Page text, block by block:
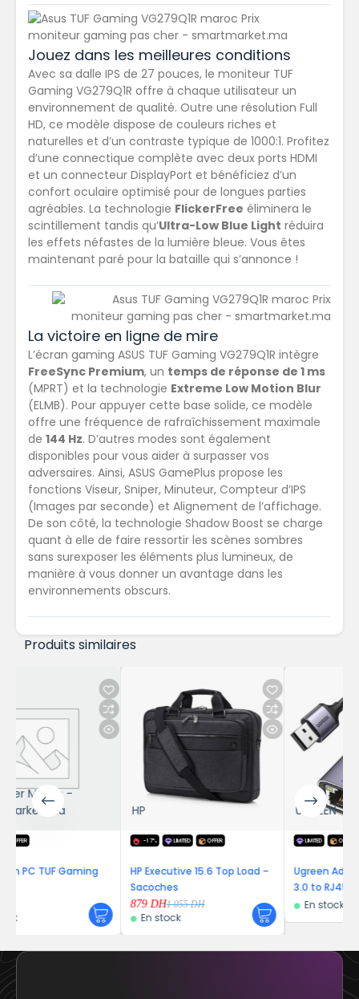
Jouez dans les meilleures conditions
Avec sa dalle IPS de 27 pouces, le moniteur TUF
Gaming VG279Q1R offre à chaque utilisateur un
environnement de qualité. Outre une résolution Full
HD, ce modèle dispose de couleurs riches et
naturelles et d’un contraste typique de 1000:1. Profitez
d’une connectique complète avec deux ports HDMI
et un connecteur DisplayPort et bénéficiez d’un
confort oculaire optimisé pour de longues parties
agréables. La technologie FlickerFree éliminera le
scintillement tandis qu’Ultra-Low Blue Light réduira
les effets néfastes de la lumière bleue. Vous êtes
maintenant paré pour la bataille qui s’annonce !
La victoire en ligne de mire
L’écran gaming ASUS TUF Gaming VG279Q1R intègre
FreeSync Premium, un temps de réponse de 1 ms
(MPRT) et la technologie Extreme Low Motion Blur
(ELMB). Pour appuyer cette base solide, ce modèle
offre une fréquence de rafraîchissement maximale
de 144 Hz. D’autres modes sont également
disponibles pour vous aider à surpasser vos
adversaires. Ainsi, ASUS GamePlus propose les
fonctions Viseur, Sniper, Minuteur, Compteur d’IPS
(Images par seconde) et Alignement de l’affichage.
De son côté, la technologie Shadow Boost se charge
quant à elle de faire ressortir les scènes sombres
sans surexposer les éléments plus lumineux, de
manière à vous donner un avantage dans les
environnements obscurs.
Produits similaires
OFFER
HP Executive 15.6 Top Load –
1 055 DH
DH
En stock
Ugreen Adap Aliminium
3.0 to RJ45 GRIS
En stock